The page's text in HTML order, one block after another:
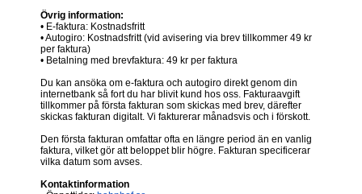
Övrig information:
• E-faktura: Kostnadsfritt
• Autogiro: Kostnadsfritt (vid avisering via brev tillkommer 49 kr
per faktura)
• Betalning med brevfaktura: 49 kr per faktura
Du kan ansöka om e-faktura och autogiro direkt genom din
internetbank så fort du har blivit kund hos oss. Fakturaavgift
tillkommer på första fakturan som skickas med brev, därefter
skickas fakturan digitalt. Vi fakturerar månadsvis och i förskott.
Den första fakturan omfattar ofta en längre period än en vanlig
faktura, vilket gör att beloppet blir högre. Fakturan specificerar
vilka datum som avses.
Kontaktinformation